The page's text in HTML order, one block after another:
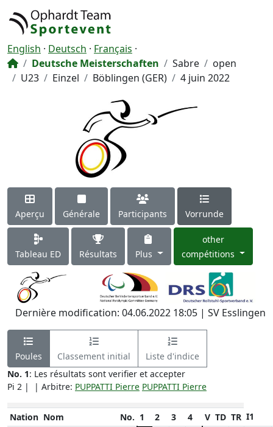
English · Deutsch · Français ·
Deutsche Meisterschaften
Sabre
open
U23
Einzel Böblingen (GER) 4 juin 2022
Aperçu Générale Participants Vorrunde
Tableau ED Résultats Plus
other
compétitions
Dernière modification: 04.06.2022 18:05 | SV Esslingen
Poules Classement initial
Liste d'indice
No. 1: Les résultats sont verifier et accepter
Pi 2 |
| Arbitre: PUPPATTI Pierre PUPPATTI Pierre
Nation Nom No. 1 2 3 4 V TD TR I1